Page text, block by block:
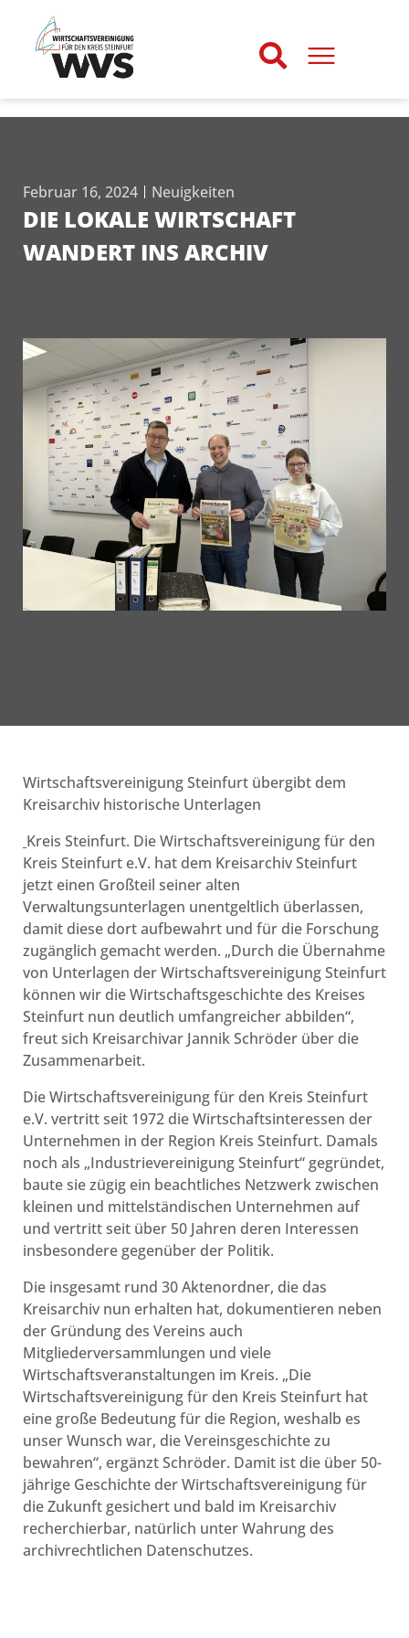
Februar 16, 2024 Neuigkeiten
DIE LOKALE WIRTSCHAFT
WANDERT INS ARCHIV
Wirtschaftsvereinigung Steinfurt übergibt dem
Kreisarchiv historische Unterlagen
Kreis Steinfurt. Die Wirtschaftsvereinigung für den
Kreis Steinfurt e.V. hat dem Kreisarchiv Steinfurt
jetzt einen Großteil seiner alten
Verwaltungsunterlagen unentgeltlich überlassen,
damit diese dort aufbewahrt und für die Forschung
zugänglich gemacht werden. „Durch die Übernahme
von Unterlagen der Wirtschaftsvereinigung Steinfurt
können wir die Wirtschaftsgeschichte des Kreises
Steinfurt nun deutlich umfangreicher abbilden“,
freut sich Kreisarchivar Jannik Schröder über die
Zusammenarbeit.
Die Wirtschaftsvereinigung für den Kreis Steinfurt
e.V. vertritt seit 1972 die Wirtschaftsinteressen der
Unternehmen in der Region Kreis Steinfurt. Damals
noch als „Industrievereinigung Steinfurt“ gegründet,
baute sie zügig ein beachtliches Netzwerk zwischen
kleinen und mittelständischen Unternehmen auf
und vertritt seit über 50 Jahren deren Interessen
insbesondere gegenüber der Politik.
Die insgesamt rund 30 Aktenordner, die das
Kreisarchiv nun erhalten hat, dokumentieren neben
der Gründung des Vereins auch
Mitgliederversammlungen und viele
Wirtschaftsveranstaltungen im Kreis. „Die
Wirtschaftsvereinigung für den Kreis Steinfurt hat
eine große Bedeutung für die Region, weshalb es
unser Wunsch war, die Vereinsgeschichte zu
bewahren“, ergänzt Schröder. Damit ist die über 50-
jährige Geschichte der Wirtschaftsvereinigung für
die Zukunft gesichert und bald im Kreisarchiv
recherchierbar, natürlich unter Wahrung des
archivrechtlichen Datenschutzes.